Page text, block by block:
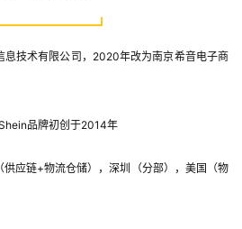
息技术有限公司，2020年改为南京希音电子商
品牌初创于2014年
供应链+物流仓储），深圳（分部），美国（物